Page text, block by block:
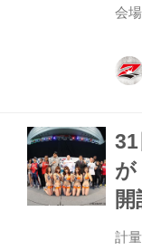
会
サ
に
お
お
に
年
FF
が
計